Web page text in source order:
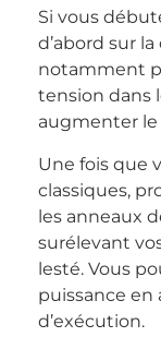
Si vous
d’abord sur
notamment
tension dans
augmenter
Une fois que
classiques,
les anneaux
surélevant
lesté. Vous
puissance
d’exécution.